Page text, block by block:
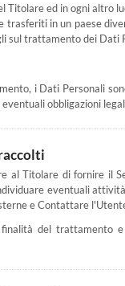
Titolare ed in ogni altro
trasferiti in un paese
sul trattamento dei Dati
i Dati Personali
obbligazioni
al Titolare di fornire il
eventuali
e Contattare
del trattamento